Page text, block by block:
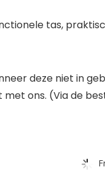
tas,
deze niet in
ons. (Via de